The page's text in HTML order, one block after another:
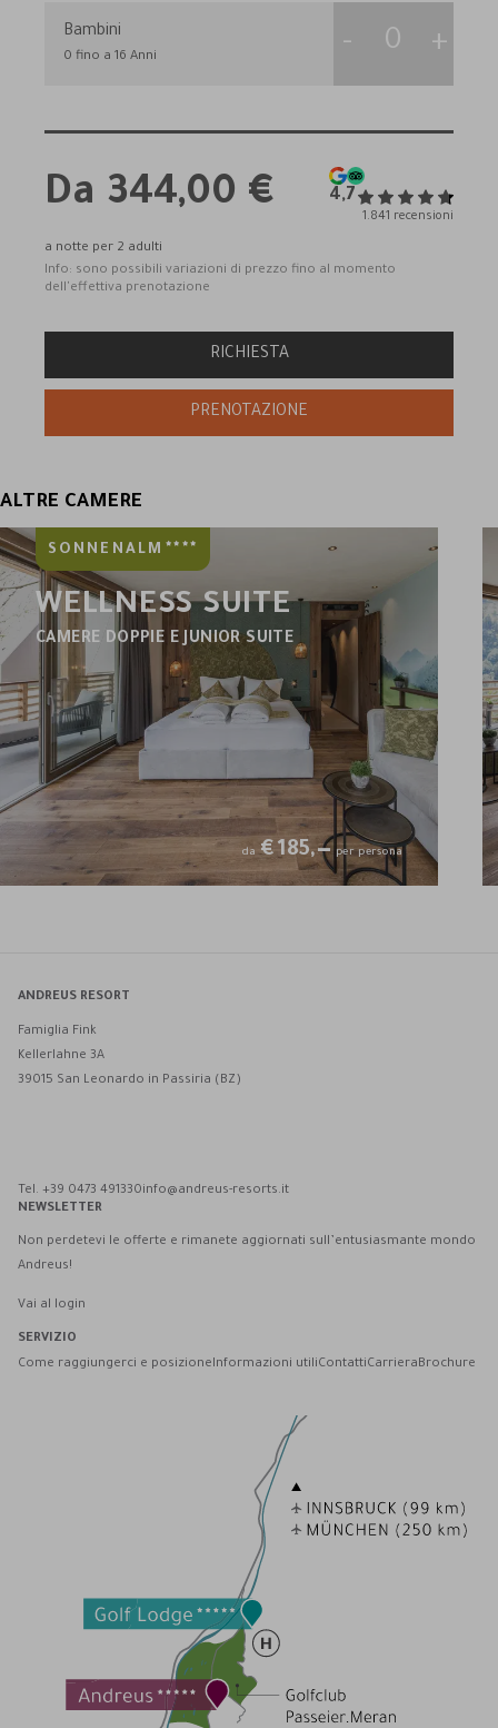
ALTRE CAMERE
SONNENALM
WELLNESS SUITE
CAMERE DOPPIE E JUNIOR SUITE
da€ 185,— per persona
ANDREUS RESORT
Famiglia Fink
Kellerlahne 3A
39015 San Leonardo in Passiria (BZ)
Tel. +39 0473 491330info@andreus-resorts.it
NEWSLETTER
Non perdetevi le offerte e rimanete aggiornati sull’entusiasmante mondo
Andreus!
Vai al login
SERVIZIO
Come raggiungerci e posizioneInformazioni utiliContattiCarrieraBrochure